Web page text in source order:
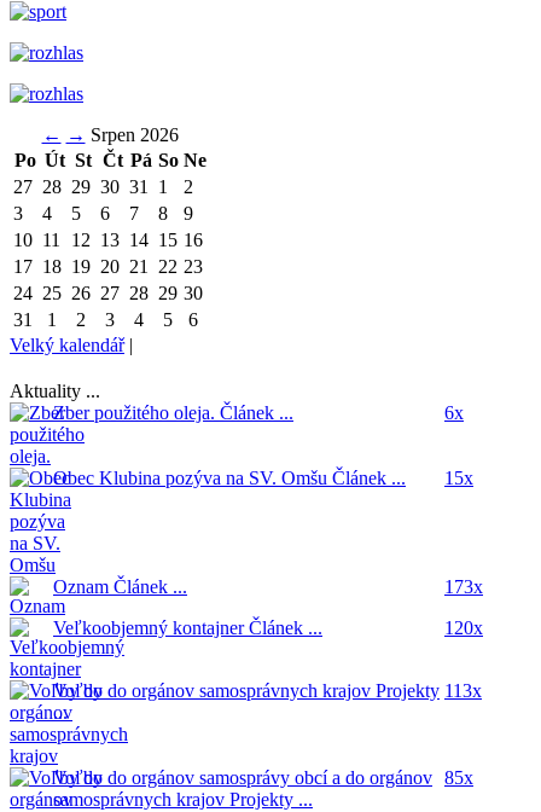
← → Srpen 2026
Po Út St Čt Pá So Ne
27 28 29 30 31 1
2
3
4 5 6 7 8
9
10 11 12 13 14 15 16
17 18 19 20 21 22 23
24 25 26 27 28 29 30
31
1 2 3 4 5
6
Velký kalendář|
Aktuality ...
Zber použitého oleja. Článek ... 6x
Obec Klubina pozýva na SV. Omšu Článek ... 15x
Oznam Článek ...
173x
Veľkoobjemný kontajnerČlánek ... 120x
Voľby do orgánov samosprávnych krajov Projekty
...
113x
Voľby do orgánov samosprávy obcí a do orgánov
samosprávnych krajov Projekty ...
85x